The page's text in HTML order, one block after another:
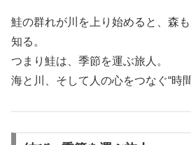
鮭の群れが川を上り始めると、森
知る。
つまり鮭は、季節を運ぶ旅人。
海と川、そして人の心をつなぐ“時